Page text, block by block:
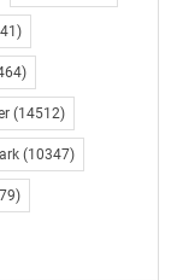
(14512)
(10347)